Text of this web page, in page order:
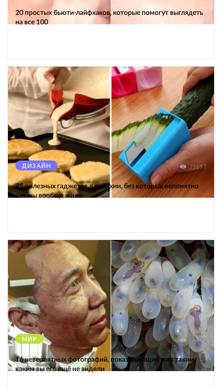
20 простых бьюти-лайфхаков, которые помогут выглядеть
на все 100
ДИЗАЙН 71697
25 полезных гаджетов для кухни, без которых непонятно
как мы вообще жили
МИР 12570
16 невероятных фотографий, показывающих мир таким,
каким вы его ещё не видели